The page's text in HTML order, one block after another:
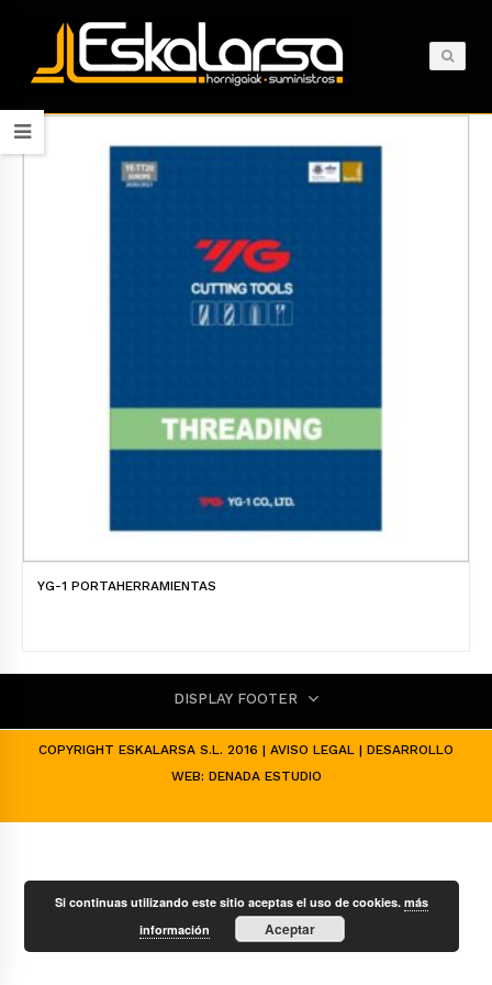
YG-1 PORTAHERRAMIENTAS
DISPLAY FOOTER
COPYRIGHT ESKALARSA S.L. 2016 | AVISO LEGAL | DESARROLLO
WEB: DENADA ESTUDIO
Si continuas utilizando este sitio aceptas el uso de cookies.más
información
Aceptar